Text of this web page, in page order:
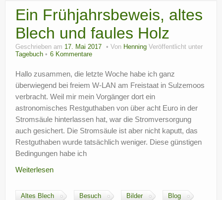
Ein Frühjahrsbeweis, altes
Blech und faules Holz
Geschrieben am 17. Mai 2017 Von Henning Veröffentlicht unter
Tagebuch
6 Kommentare
Hallo zusammen, die letzte Woche habe ich ganz
überwiegend bei freiem W-LAN am Freistaat in Sulzemoos
verbracht. Weil mir mein Vorgänger dort ein
astronomisches Restguthaben von über acht Euro in der
Stromsäule hinterlassen hat, war die Stromversorgung
auch gesichert. Die Stromsäule ist aber nicht kaputt, das
Restguthaben wurde tatsächlich weniger. Diese günstigen
Bedingungen habe ich
Weiterlesen
Altes Blech Besuch Bilder Blog